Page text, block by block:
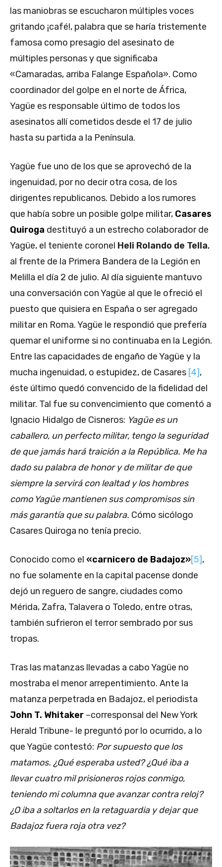
las maniobras se escucharon múltiples voces
gritando ¡café!, palabra que se haría tristemente
famosa como presagio del asesinato de
múltiples personas y que significaba
«Camaradas, arriba Falange Española». Como
coordinador del golpe en el norte de África,
Yagüe es responsable último de todos los
asesinatos allí cometidos desde el 17 de julio
hasta su partida a la Península.
Yagüe fue uno de los que se aprovechó de la
ingenuidad, por no decir otra cosa, de los
dirigentes republicanos. Debido a los rumores
que había sobre un posible golpe militar, Casares
Quiroga destituyó a un estrecho colaborador de
Yagüe, el teniente coronel Heli Rolando de Tella,
al frente de la Primera Bandera de la Legión en
Melilla el día 2 de julio. Al día siguiente mantuvo
una conversación con Yagüe al que le ofreció el
puesto que quisiera en España o ser agregado
militar en Roma. Yagüe le respondió que prefería
quemar el uniforme si no continuaba en la Legión.
Entre las capacidades de engaño de Yagüe y la
mucha ingenuidad, o estupidez, de Casares [4],
éste último quedó convencido de la fidelidad del
militar. Tal fue su convencimiento que comentó a
Ignacio Hidalgo de Cisneros: Yagüe es un
caballero, un perfecto militar, tengo la seguridad
de que jamás hará traición a la República. Me ha
dado su palabra de honor y de militar de que
siempre la servirá con lealtad y los hombres
como Yagüe mantienen sus compromisos sin
más garantía que su palabra. Cómo sicólogo
Casares Quiroga no tenía precio.
Conocido como el «carnicero de Badajoz»[5],
no fue solamente en la capital pacense donde
dejó un reguero de sangre, ciudades como
Mérida, Zafra, Talavera o Toledo, entre otras,
también sufrieron el terror sembrado por sus
tropas.
Tras las matanzas llevadas a cabo Yagüe no
mostraba el menor arrepentimiento. Ante la
matanza perpetrada en Badajoz, el periodista
John T. Whitaker –corresponsal del New York
Herald Tribune- le preguntó por lo ocurrido, a lo
que Yagüe contestó: Por supuesto que los
matamos. ¿Qué esperaba usted? ¿Qué iba a
llevar cuatro mil prisioneros rojos conmigo,
teniendo mi columna que avanzar contra reloj?
¿O iba a soltarlos en la retaguardia y dejar que
Badajoz fuera roja otra vez?